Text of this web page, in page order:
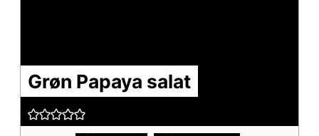
Grøn Papaya salat